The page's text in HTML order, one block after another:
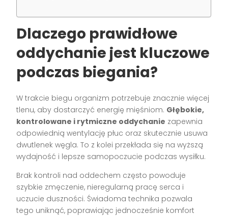
Dlaczego prawidłowe
oddychanie jest kluczowe
podczas biegania?
W trakcie biegu organizm potrzebuje znacznie więcej
tlenu, aby dostarczyć energię mięśniom. Głębokie,
kontrolowane i rytmiczne oddychanie zapewnia
odpowiednią wentylację płuc oraz skutecznie usuwa
dwutlenek węgla. To z kolei przekłada się na wyższą
wydajność i lepsze samopoczucie podczas wysiłku.
Brak kontroli nad oddechem często powoduje
szybkie zmęczenie, nieregularną pracę serca i
uczucie duszności. Świadoma technika pozwala
tego uniknąć, poprawiając jednocześnie komfort